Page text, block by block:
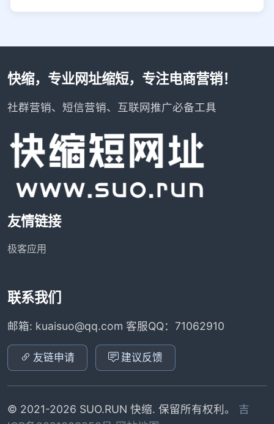
快缩，专业网址缩短，专注电商营销！
社群营销、短信营销、互联网推广必备工具
友情链接
极客应用
联系我们
邮箱: kuaisuo@qq.com 客服QQ：71062910
友链申请 建议反馈
© 2021-2026 SUO.RUN 快缩. 保留所有权利。 吉